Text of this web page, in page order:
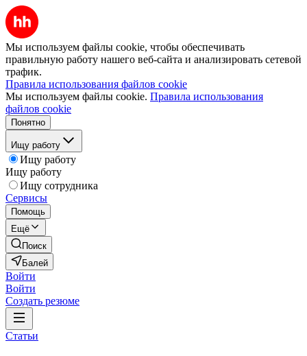
Мы используем файлы cookie, чтобы обеспечивать
правильную работу нашего веб-сайта и анализировать сетевой
трафик.
Правила использования файлов cookie
Мы используем файлы cookie. Правила использования
файлов cookie
Понятно
Ищу работу
Ищу работу
Ищу работу
Ищу сотрудника
Сервисы
Помощь
Ещё
Поиск
Балей
Войти
Войти
Создать резюме
Статьи